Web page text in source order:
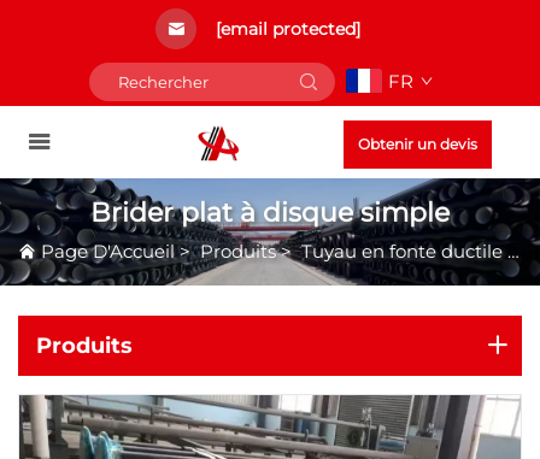
[email protected]
FR
Obtenir un devis
Brider plat à disque simple
Page D'Accueil>Produits>Tuyau en fonte ductile à brides
Produits